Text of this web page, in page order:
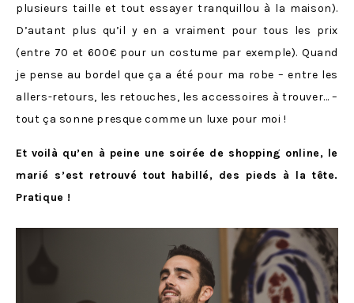
plusieurs taille et tout essayer tranquillou à la maison).
D’autant plus qu’il y en a vraiment pour tous les prix
(entre 70 et 600€ pour un costume par exemple). Quand
je pense au bordel que ça a été pour ma robe – entre les
allers-retours, les retouches, les accessoires à trouver… –
tout ça sonne presque comme un luxe pour moi !
Et voilà qu’en à peine une soirée de shopping online, le
marié s’est retrouvé tout habillé, des pieds à la tête.
Pratique !